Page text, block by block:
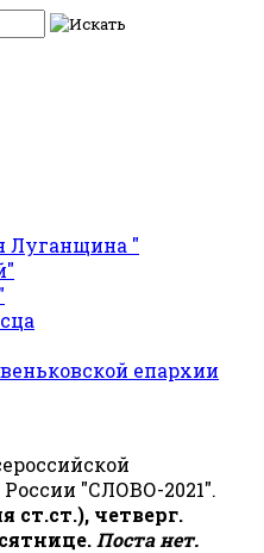
Луганщина "
епархии
"СЛОВО-2021".
ст.ст.), четверг.
Поста нет.